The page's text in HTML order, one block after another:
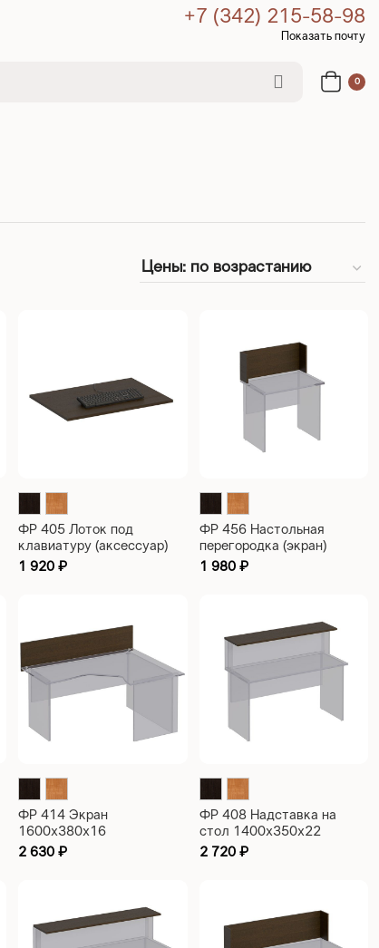
+7 (342) 215-58-98
Показать почту
0
ФР 405 Лоток под
клавиатуру (аксессуар)
770х400х16
1 920₽
ФР 456 Настольная
перегородка (экран)
850х180х350
1 980₽
ФР 414 Экран
1600х380х16
2 630₽
ФР 408 Надставка на
стол 1400х350х22
2 720₽